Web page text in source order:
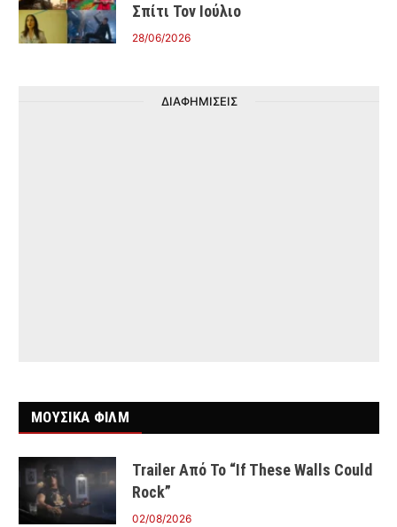
Σπίτι Τον Ιούλιο
28/06/2026
ΔΙΑΦΗΜΙΣΕΙΣ
ΜΟΥΣΙΚΑ ΦΙΛΜ
Trailer Από Το “If These Walls Could
Rock”
02/08/2026